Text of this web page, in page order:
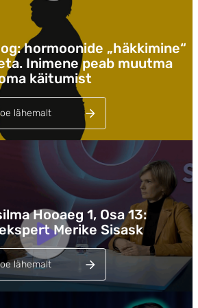
hormoonide „häkkimine“
Inimene peab muutma
käitumist
lähemalt
Hooaeg 1, Osa 13:
Merike Sisask
lähemalt